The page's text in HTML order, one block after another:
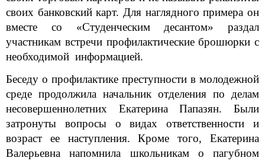
своих банковский карт. Для наглядного примера он
вместе со «Студенческим десантом» раздал
участникам встречи профилактические брошюрки с
необходимой информацией.
Беседу о профилактике преступности в молодежной
среде продолжила начальник отделения по делам
несовершеннолетних Екатерина Папазян. Были
затронуты вопросы о видах ответственности и
возраст ее наступления. Кроме того, Екатерина
Валерьевна напомнила школьникам о пагубном